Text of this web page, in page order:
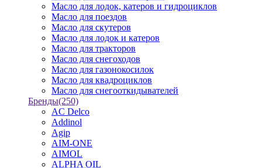
Масло для лодок, катеров и гидроциклов
Масло для поездов
Масло для скутеров
Масло для лодок и катеров
Масло для тракторов
Масло для снегоходов
Масло для газонокосилок
Масло для квадроциклов
Масло для снегооткидывателей
Бренды(250)
AC Delco
Addinol
Agip
AIM-ONE
AIMOL
ALPHA OIL